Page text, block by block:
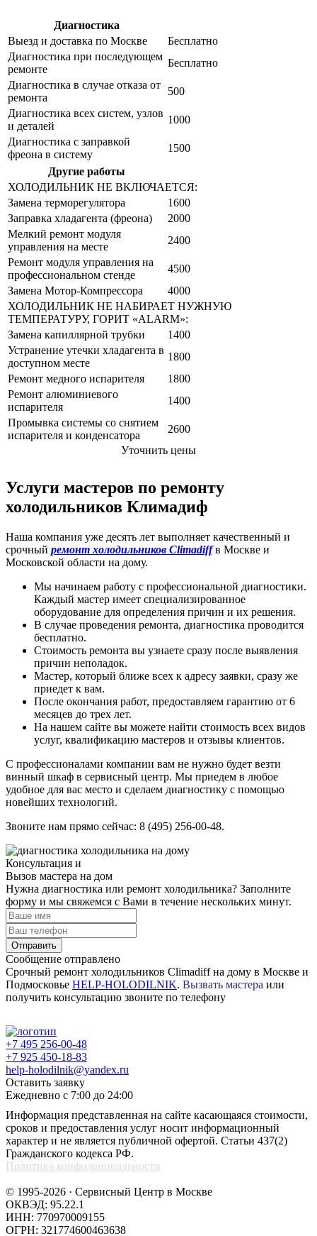
Диагностика
Выезд и доставка по Москве
Бесплатно
Диагностика при последующем
ремонте
Бесплатно
Диагностика в случае отказа от
ремонта
500
Диагностика всех систем, узлов
и деталей
1000
Диагностика с заправкой
фреона в систему
1500
Другие работы
ХОЛОДИЛЬНИК НЕ ВКЛЮЧАЕТСЯ:
Замена терморегулятора
1600
Заправка хладагента (фреона)
2000
Мелкий ремонт модуля
управления на месте
2400
Ремонт модуля управления на
профессиональном стенде
4500
Замена Мотор-Компрессора
4000
ХОЛОДИЛЬНИК НЕ НАБИРАЕТ НУЖНУЮ
ТЕМПЕРАТУРУ, ГОРИТ «ALARM»:
Замена капиллярной трубки
1400
Устранение утечки хладагента в
доступном месте
1800
Ремонт медного испарителя
1800
Ремонт алюминиевого
испарителя
1400
Промывка системы со снятием
испарителя и конденсатора
2600
Уточнить цены
Услуги мастеров по ремонту
холодильников Климадиф
Наша компания уже десять лет выполняет качественный и
срочный ремонт холодильников Climadiffв Москве и
Московской области на дому.
Мы начинаем работу с профессиональной диагностики.
Каждый мастер имеет специализированное
оборудование для определения причин и их решения.
В случае проведения ремонта, диагностика проводится
бесплатно.
Стоимость ремонта вы узнаете сразу после выявления
причин неполадок.
Мастер, который ближе всех к адресу заявки, сразу же
приедет к вам.
После окончания работ, предоставляем гарантию от 6
месяцев до трех лет.
На нашем сайте вы можете найти стоимость всех видов
услуг, квалификацию мастеров и отзывы клиентов.
С профессионалами компании вам не нужно будет везти
винный шкаф в сервисный центр. Мы приедем в любое
удобное для вас место и сделаем диагностику с помощью
новейших технологий.
Звоните нам прямо сейчас: 8 (495) 256-00-48.
Консультация и
Вызов мастера на дом
Нужна диагностика или ремонт холодильника? Заполните
форму и мы свяжемся с Вами в течение нескольких минут.
Отправить
Сообщение отправлено
Срочный ремонт холодильников Climadiff на дому в Москве и
Подмосковье HELP-HOLODILNIK. Вызвать мастера или
получить консультацию звоните по телефону
+7 495 256-00-48
+7 925 450-18-83
help-holodilnik@yandex.ru
Оставить заявку
Ежедневно с 7:00 до 24:00
Информация представленная на сайте касающаяся стоимости,
сроков и предоставления услуг носит информационный
характер и не является публичной офертой. Статьи 437(2)
Гражданского кодекса РФ.
Политика конфиденциальности
© 1995-2026 · Сервисный Центр в Москве
ОКВЭД: 95.22.1
ИНН: 770970009155
ОГРН: 321774600463638